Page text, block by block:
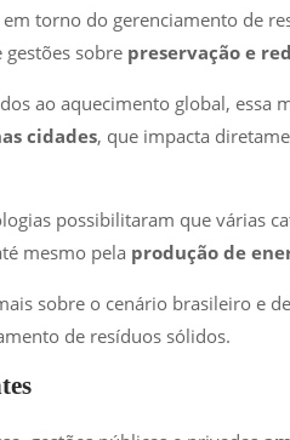
em torno do gerenciamento de
gestões sobre preservação e
ao aquecimento global, essa
cidades, que impacta
possibilitaram que várias
mesmo pela produção de
sobre o cenário brasileiro e
de resíduos sólidos.